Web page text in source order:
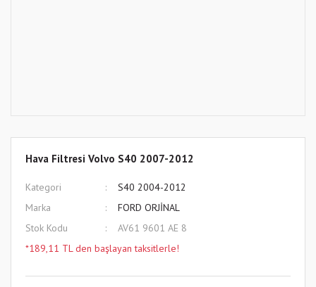
Hava Filtresi Volvo S40 2007-2012
Kategori
S40 2004-2012
Marka
FORD ORJİNAL
Stok Kodu
AV61 9601 AE 8
*189,11 TL den başlayan taksitlerle!